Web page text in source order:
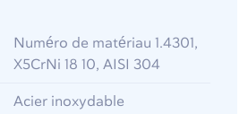
Numéro de matériau 1.4301,
X5CrNi 18 10, AISI 304
Acier inoxydable